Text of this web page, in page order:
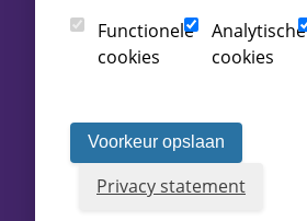
Functionele
cookies
Analytische
cookies
Voorkeur opslaan
Privacy statement